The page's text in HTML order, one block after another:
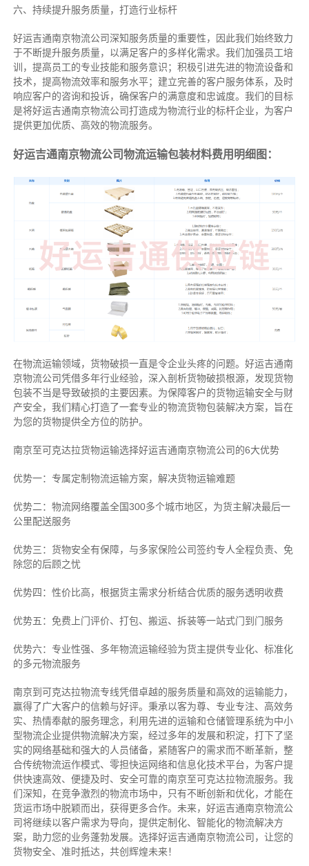
六、持续提升服务质量，打造行业标杆
好运吉通南京物流公司深知服务质量的重要性，因此我们始终致力
于不断提升服务质量，以满足客户的多样化需求。我们加强员工培
训，提高员工的专业技能和服务意识；积极引进先进的物流设备和
技术，提高物流效率和服务水平；建立完善的客户服务体系，及时
响应客户的咨询和投诉，确保客户的满意度和忠诚度。我们的目标
是将好运吉通南京物流公司打造成为物流行业的标杆企业，为客户
提供更加优质、高效的物流服务。
好运吉通南京物流公司物流运输包装材料费用明细图：
在物流运输领域，货物破损一直是令企业头疼的问题。好运吉通南
京物流公司凭借多年行业经验，深入剖析货物破损根源，发现货物
包装不当是导致破损的主要因素。为保障客户的货物运输安全与财
产安全，我们精心打造了一套专业的物流货物包装解决方案，旨在
为您的货物提供全方位的防护。
南京至可克达拉货物运输选择好运吉通南京物流公司的6大优势
优势一：专属定制物流运输方案，解决货物运输难题
优势二：物流网络覆盖全国300多个城市地区，为货主解决最后一
公里配送服务
优势三：货物安全有保障，与多家保险公司签约专人全程负责、免
除您的后顾之忧
优势四：性价比高，根据货主需求分析结合优质的服务透明收费
优势五：免费上门评价、打包、搬运、拆装等一站式门到门服务
优势六：专业性强、多年物流运输经验为货主提供专业化、标准化
的多元物流服务
南京到可克达拉物流专线凭借卓越的服务质量和高效的运输能力，
赢得了广大客户的信赖与好评。 秉承以客为尊、专业专注、高效务
实、热情奉献的服务理念，利用先进的运输和仓储管理系统为中小
型物流企业提供物流解决方案，经过多年的发展和积淀，打下了坚
实的网络基础和强大的人员储备，紧随客户的需求而不断革新，整
合传统物流运作模式、零担快运网络和信息化技术平台，为客户提
供快速高效、便捷及时、安全可靠的南京至可克达拉物流服务。 我
们深知，在竞争激烈的物流市场中，只有不断创新和优化，才能在
货运市场中脱颖而出，获得更多合作。 未来，好运吉通南京物流公
司将继续以客户需求为导向，提供定制化、智能化的物流解决方
案，助力您的业务蓬勃发展。选择好运吉通南京物流公司，让您的
货物安全、准时抵达，共创辉煌未来！